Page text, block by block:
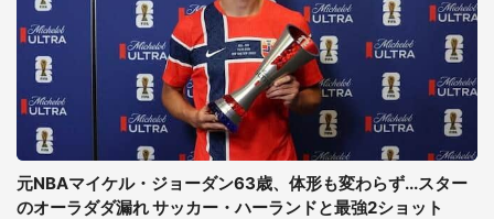
元NBAマイケル・ジョーダン63歳、体形も変わらず...スター
のオーラダダ漏れ サッカー・ハーランドと最強2ショット